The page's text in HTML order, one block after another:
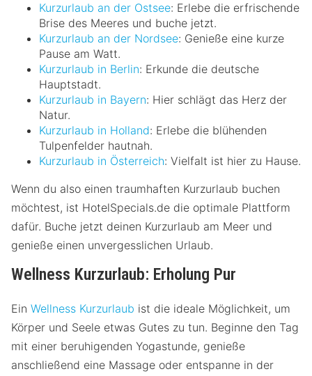
Kurzurlaub an der Ostsee: Erlebe die erfrischende
Brise des Meeres und buche jetzt.
Kurzurlaub an der Nordsee: Genieße eine kurze
Pause am Watt.
Kurzurlaub in Berlin: Erkunde die deutsche
Hauptstadt.
Kurzurlaub in Bayern: Hier schlägt das Herz der
Natur.
Kurzurlaub in Holland: Erlebe die blühenden
Tulpenfelder hautnah.
Kurzurlaub in Österreich: Vielfalt ist hier zu Hause.
Wenn du also einen traumhaften Kurzurlaub buchen
möchtest, ist HotelSpecials.de die optimale Plattform
dafür. Buche jetzt deinen Kurzurlaub am Meer und
genieße einen unvergesslichen Urlaub.
Wellness Kurzurlaub: Erholung Pur
Ein Wellness Kurzurlaub ist die ideale Möglichkeit, um
Körper und Seele etwas Gutes zu tun. Beginne den Tag
mit einer beruhigenden Yogastunde, genieße
anschließend eine Massage oder entspanne in der